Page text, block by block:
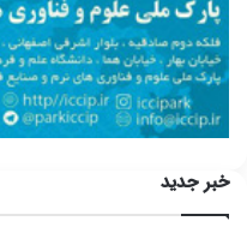
خبر جدید